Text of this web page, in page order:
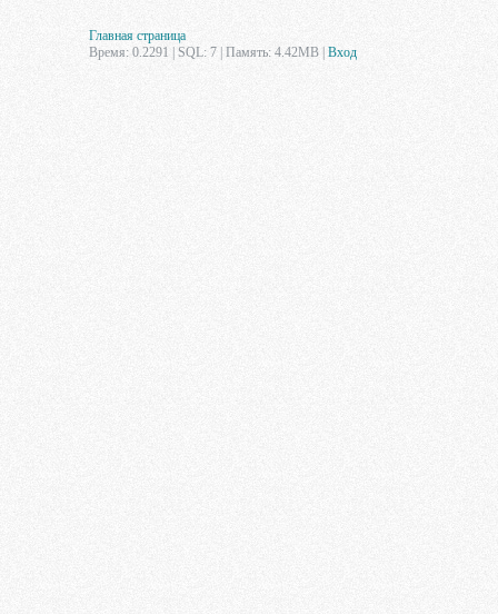
Главная страница
Время: 0.2291 | SQL: 7 | Память: 4.42MB Вход